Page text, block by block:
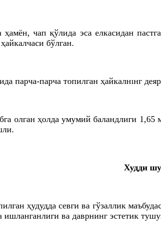
ҳамён, чап қўлида эса елкасидан
бўлган.
парча-парча топилган ҳайкалнıнг
олган ҳолда умумий баландлиги
Худди
ҳудудда севги ва гўзаллик
ишланганлиги ва даврнинг эстетик